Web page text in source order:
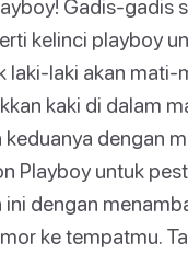
Gadis-gadis
kelinci playboy
laki-laki akan mati-
kaki di dalam
keduanya dengan
Playboy untuk
ini dengan
ke tempatmu.